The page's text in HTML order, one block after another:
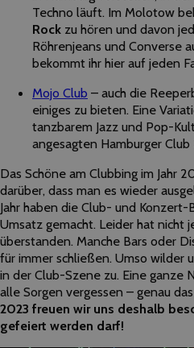
Techno läuft. Im Molotow
Rock zu hören und davon
Röhrenjeans und Converse
bekommt ihr hier auf jeden
Mojo Club – auch die
einiges zu bieten. Eine
tanzbarem Jazz und Pop-
angesagten Hamburger Club
Das Schöne am Clubbing im Jahr
darüber, dass man es wieder
Jahr haben die Club- und
Umsatz gemacht. Leider hat nicht
überstanden. Manche Bars oder
für immer schließen. Umso wilder
in der Club-Szene zu. Eine ganze
alle Sorgen vergessen – genau
2023 freuen wir uns deshalb
gefeiert werden darf!